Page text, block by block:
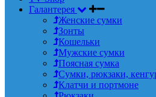
Галантерея
Женские сумки
Зонты
Кошельки
Мужские сумки
Поясная сумка
Сумки, рюкзаки,
Клатчи и портмоне